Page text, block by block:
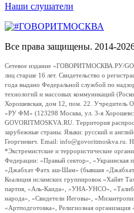
Наши слушатели
Все права защищены. 2014-
Сетевое издание «ГОВОРИТМОСКВА.РУ/
лиц старше 16 лет. Свидетельство о
года выдано Федеральной службой по
технологий и массовых коммуникаций
Хорошевская, дом 12, пом. 22. Учредитель
«РУ ФМ» (123298 Москва, ул. 3-я
GOVORITMOSKVA.RU. Территория
зарубежные страны. Языки: русский и
Георгиевич. Email: info@govoritmoskva.ru.
*Экстремистские и террористические
Федерации: «Правый сектор», «Украинская
«Джабхат Фатх аш-Шам» (бывшая
Коалиция исламских группировок «Хайят
партия, «Аль-Каида», «УНА-УНСО»,
народа», «Свидетели Иеговы»,
«Артподготовка», Религиозная